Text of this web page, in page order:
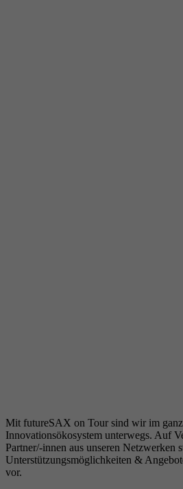
Mit futureSAX on Tour sind wir im
Innovationsökosystem unterwegs. Auf
Partner/-innen aus unseren Netzwerken
Unterstützungsmöglichkeiten &
vor.